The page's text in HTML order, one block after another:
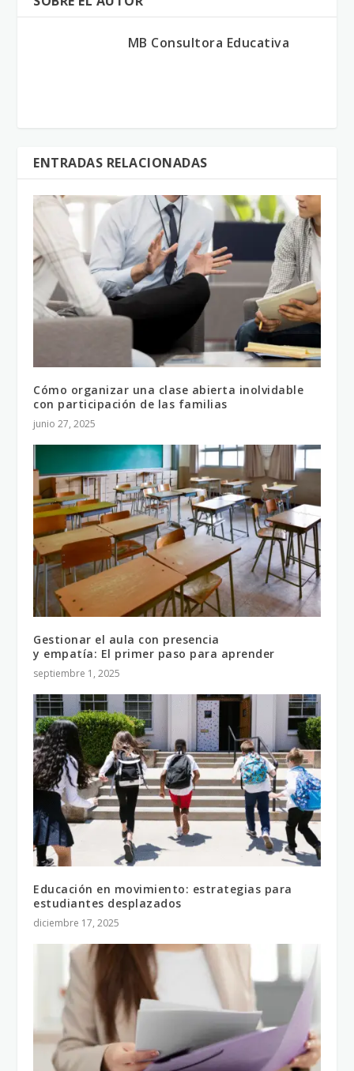
MB Consultora Educativa
ENTRADAS RELACIONADAS
Cómo organizar una clase abierta inolvidable
con participación de las familias
junio 27, 2025
Gestionar el aula con presencia
y empatía: El primer paso para aprender
septiembre 1, 2025
Educación en movimiento: estrategias para
estudiantes desplazados
diciembre 17, 2025